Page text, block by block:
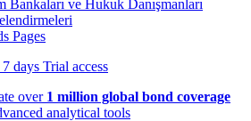
Bankaları ve Hukuk Danışmanları
Pages
7 days Trial access
over 1 million global bond coverage
analytical tools